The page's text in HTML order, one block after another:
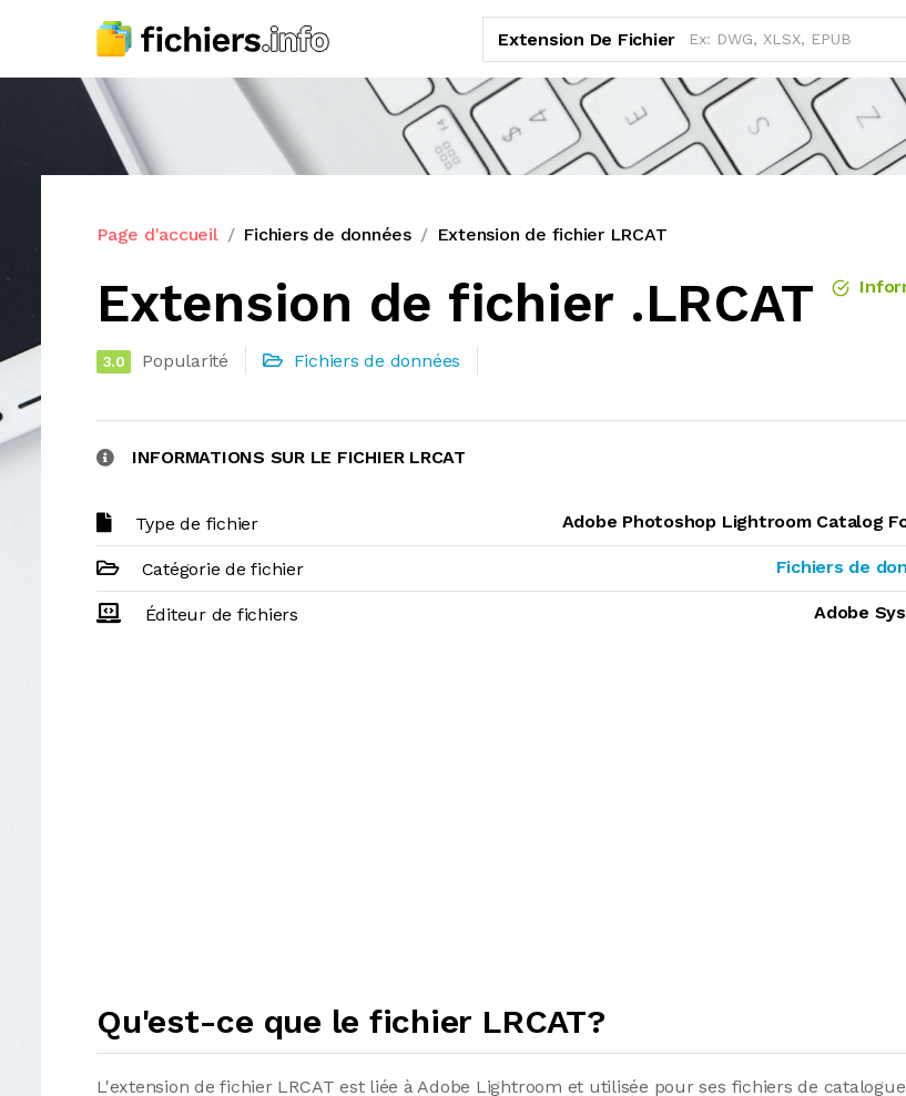
Extension De Fichier
Page d'accueil Fichiers de données Extension de fichier LRCAT
Extension de fichier .LRCAT
3.0 Popularité Fichiers de données
INFORMATIONS SUR LE FICHIER LRCAT
Type de fichier Adobe Photoshop Lightroom Catalog
Catégorie de fichier Fichiers de
Éditeur de fichiers Adobe
Qu'est-ce que le fichier LRCAT?
L'extension de fichier LRCAT est liée à Adobe Lightroom et utilisée pour ses fichiers de catalogue